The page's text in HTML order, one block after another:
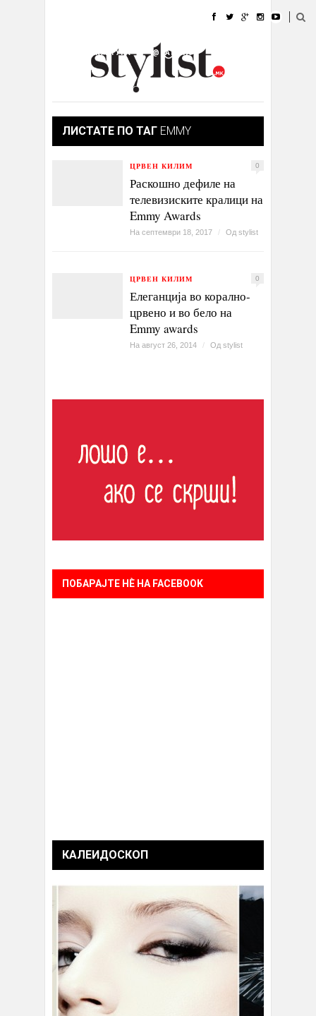
УБАВИНА
КУЛТУРА @РАБОТА
ИЗЛОГ
ЛИСТАТЕ ПО ТАГ EMMY
ЦРВЕН КИЛИМ 0
Раскошно дефиле на
телевизиските кралици на
Emmy Awards
На септември 18, 2017 / Од stylist
ЦРВЕН КИЛИМ 0
Елеганција во корално-
црвено и во бело на
Emmy awards
На август 26, 2014 / Од stylist
ПОБАРАЈТЕ НÈ НА FACEBOOK
КАЛЕИДОСКОП